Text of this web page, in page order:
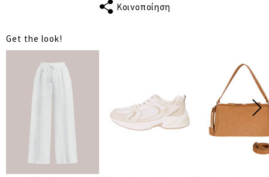
ΜΕΣΗ
ΜΗΚΟΣ
ΑΠΟΣΤΑΣΗ
114
118 122
Κοινοποίηση
Get the look!